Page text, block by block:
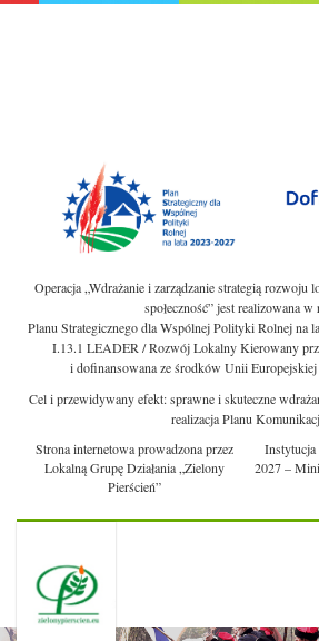
Operacja „Wdrażanie i zarządzanie strategią rozwoju
społeczność” jest realizowana w
Planu Strategicznego dla Wspólnej Polityki Rolnej na
I.13.1 LEADER / Rozwój Lokalny Kierowany
i dofinansowana ze środków Unii
Cel i przewidywany efekt: sprawne i skuteczne
realizacja Planu
Strona internetowa prowadzona przez
Lokalną Grupę Działania „Zielony
Pierścień”
Instytucja
2027 –
Menu